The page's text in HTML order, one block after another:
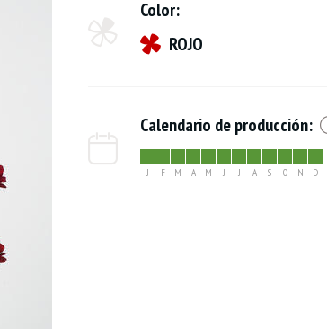
Color:
ROJO
Calendario de producción:
J F M A M J J A S O N D